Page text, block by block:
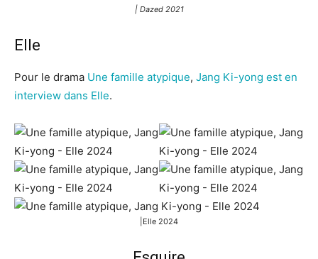
| Dazed 2021
Elle
Pour le drama Une famille atypique, Jang Ki-yong est en
interview dans Elle.
|Elle 2024